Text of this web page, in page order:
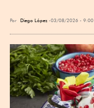
Por Diego López 03/08/2026 - 9:00